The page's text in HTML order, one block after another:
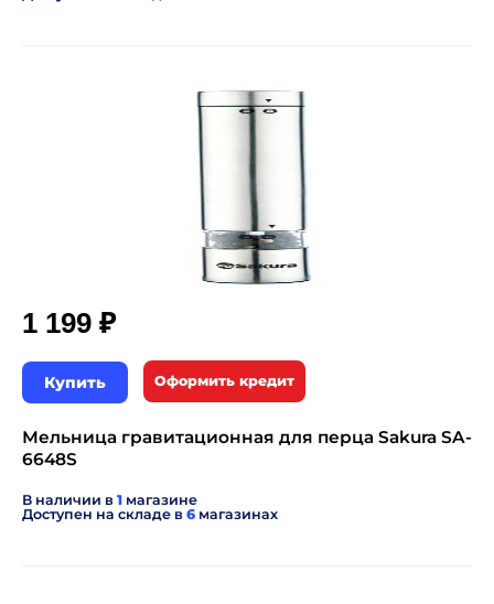
1 199 ₽
Купить Оформить кредит
Мельница гравитационная для перца Sakura SA-
6648S
В наличии в 1 магазине
Доступен на складе в 6 магазинах